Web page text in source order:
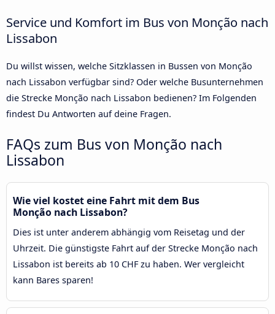
Service und Komfort im Bus von Monção nach
Lissabon
Du willst wissen, welche Sitzklassen in Bussen von Monção
nach Lissabon verfügbar sind? Oder welche Busunternehmen
die Strecke Monção nach Lissabon bedienen? Im Folgenden
findest Du Antworten auf deine Fragen.
FAQs zum Bus von Monção nach
Lissabon
Wie viel kostet eine Fahrt mit dem Bus
Monção nach Lissabon?
Dies ist unter anderem abhängig vom Reisetag und der
Uhrzeit. Die günstigste Fahrt auf der Strecke Monção nach
Lissabon ist bereits ab 10 CHF zu haben. Wer vergleicht
kann Bares sparen!